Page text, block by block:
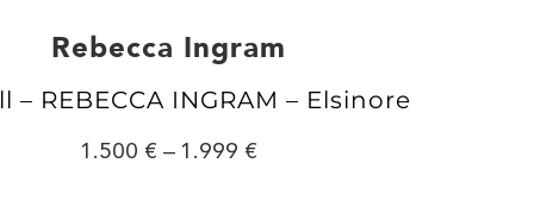
Rebecca Ingram
– REBECCA INGRAM – Elsinore
1.500 – 1.999